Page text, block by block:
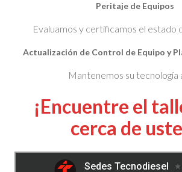
Peritaje de Equipos
Evaluamos y certificamos el estado
Actualización de Control de Equipo y
Mantenemos su tecnología
¡Encuentre el
cerca de